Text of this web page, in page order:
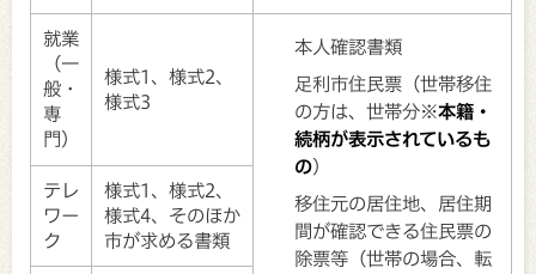
就業
（一
般・
専
門）
様式1、様式2、
様式3
本人確認書類
足利市住民票（世帯移住
の方は、世帯分※本籍・
続柄が表示されているも
の）
移住元の居住地、居住期
間が確認できる住民票の
除票等（世帯の場合、転
テレ
ワー
ク
様式1、様式2、
様式4、そのほか
市が求める書類